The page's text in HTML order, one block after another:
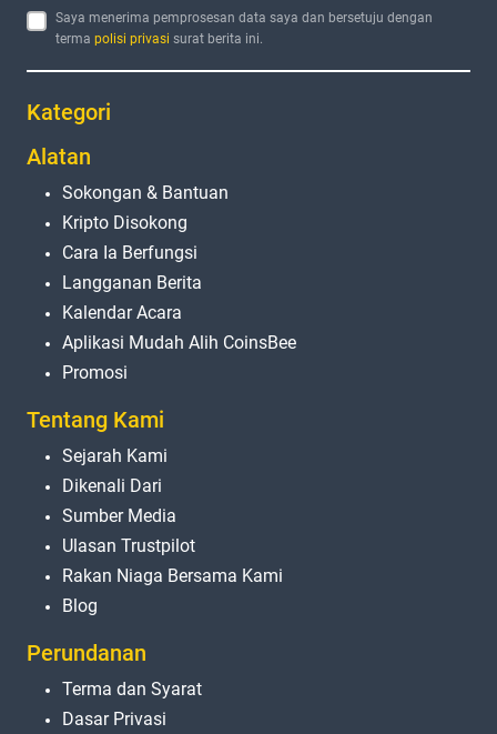
Saya menerima pemprosesan data saya dan bersetuju dengan
termapolisi privasi surat berita ini.
Kategori
Alatan
Sokongan & Bantuan
Kripto Disokong
Cara Ia Berfungsi
Langganan Berita
Kalendar Acara
Aplikasi Mudah Alih CoinsBee
Promosi
Tentang Kami
Sejarah Kami
Dikenali Dari
Sumber Media
Ulasan Trustpilot
Rakan Niaga Bersama Kami
Blog
Perundanan
Terma dan Syarat
Dasar Privasi